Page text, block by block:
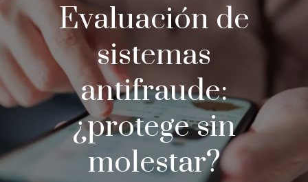
Evaluación de
sistemas
antifraude:
¿protege sin
molestar?